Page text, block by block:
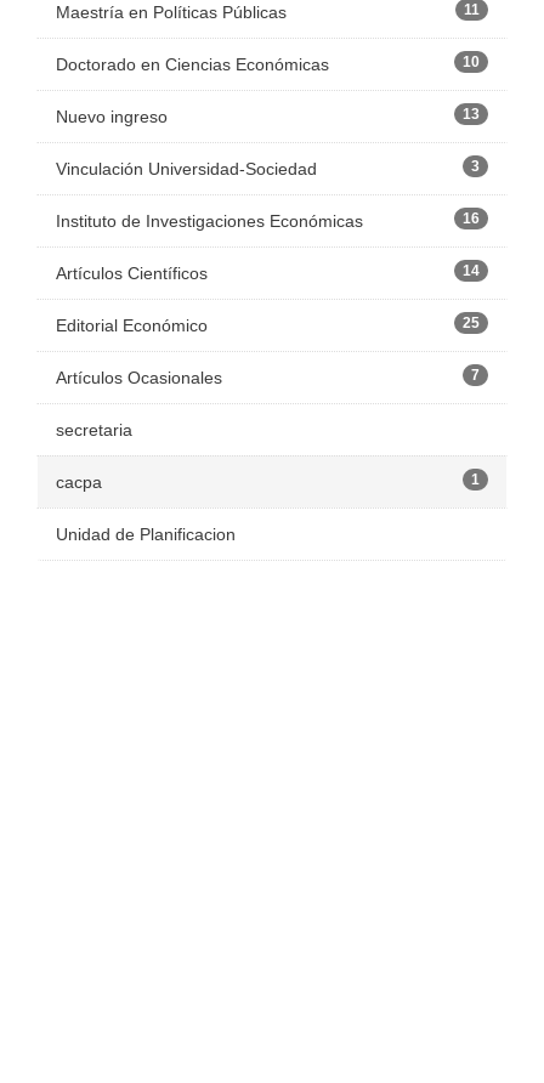
Maestría en Políticas Públicas 11
Doctorado en Ciencias Económicas 10
Nuevo ingreso 13
Vinculación Universidad-Sociedad 3
Instituto de Investigaciones Económicas 16
Artículos Científicos 14
Editorial Económico 25
Artículos Ocasionales 7
secretaria
cacpa 1
Unidad de Planificacion